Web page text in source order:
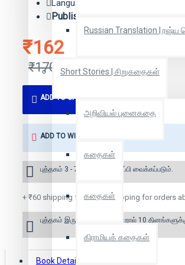
Russian Translation | ரஷ்ய
Short Stories | சிறுகதைகள்
அறிவியல் புனைகதை
கதைகள்
கதைகள்
கிராமியக் கதைகள்
₹162
₹170
Language: Tamil
Publisher:
ADD TO CART
ADD TO WISH LIST
புத்தகம் 3 - 7 நாட்களில் அனுப்பி வைக்கப்படும்.
+ ₹60 shipping fee* (Free shipping for orders
புத்தகம் இருப்பில் இல்லை என்றால் 10
Book Details